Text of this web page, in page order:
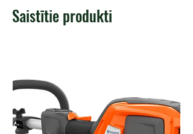
Saistītie produkti